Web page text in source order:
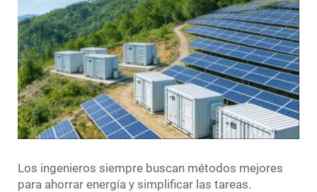
Los ingenieros siempre buscan métodos mejores
para ahorrar energía y simplificar las tareas.